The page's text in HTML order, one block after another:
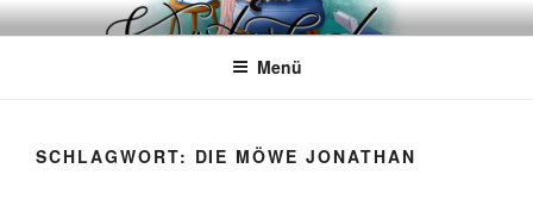
Zum
InhaltWÖRTERKATZE
Von Büchern erzählen
Menü
SCHLAGWORT: DIE MÖWE JONATHAN